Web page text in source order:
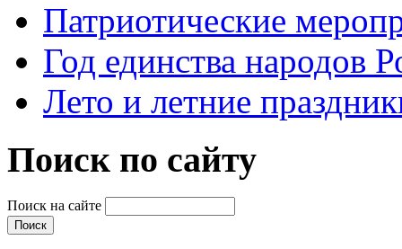
Патриотические
Год единства народов
Лето и летние
Поиск по сайту
Поиск на сайте